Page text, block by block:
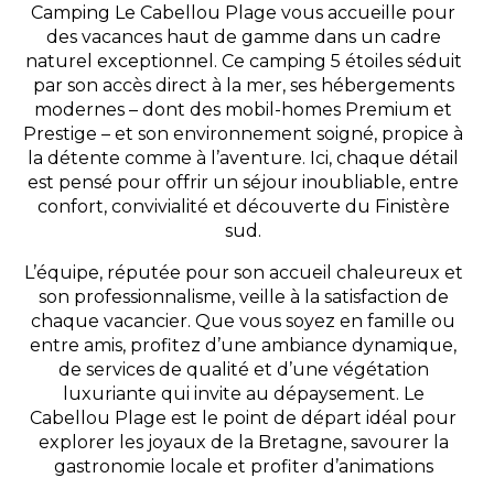
Camping Le Cabellou Plage vous accueille pour
des vacances haut de gamme dans un cadre
naturel exceptionnel. Ce camping 5 étoiles séduit
par son accès direct à la mer, ses hébergements
modernes – dont des mobil-homes Premium et
Prestige – et son environnement soigné, propice à
la détente comme à l’aventure. Ici, chaque détail
est pensé pour offrir un séjour inoubliable, entre
confort, convivialité et découverte du Finistère
sud.
L’équipe, réputée pour son accueil chaleureux et
son professionnalisme, veille à la satisfaction de
chaque vacancier. Que vous soyez en famille ou
entre amis, profitez d’une ambiance dynamique,
de services de qualité et d’une végétation
luxuriante qui invite au dépaysement. Le
Cabellou Plage est le point de départ idéal pour
explorer les joyaux de la Bretagne, savourer la
gastronomie locale et profiter d’animations